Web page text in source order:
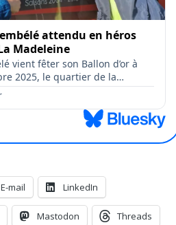
E-mail LinkedIn
Mastodon Threads